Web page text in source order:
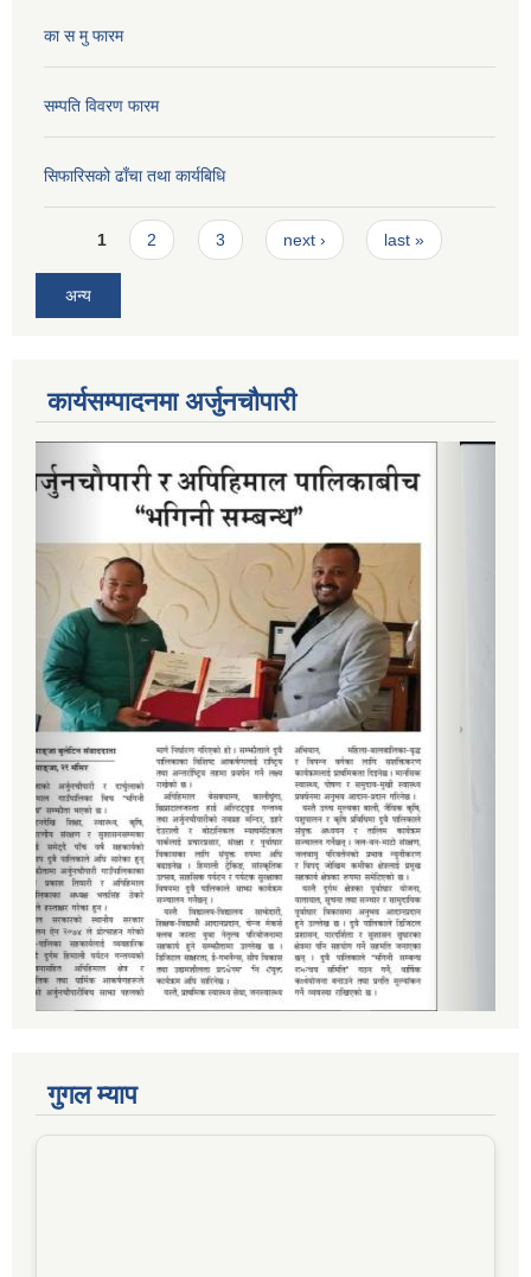
का स मु फारम
सम्पति विवरण फारम
सिफारिसको ढाँचा तथा कार्यबिधि
Pages
1 2 3 next › last »
अन्य
कार्यसम्पादनमा अर्जुनचौपारी
गुगल म्याप